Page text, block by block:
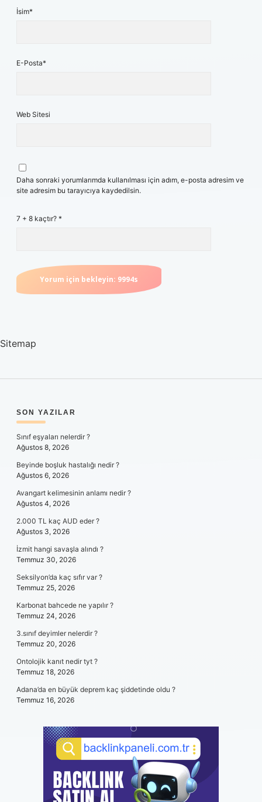
İsim*
E-Posta*
Web Sitesi
Daha sonraki yorumlarımda kullanılması için adım, e-posta adresim ve
site adresim bu tarayıcıya kaydedilsin.
7 + 8 kaçtır? *
Sitemap
SIDEBAR
SON YAZILAR
Sınıf eşyaları nelerdir ?
Ağustos 8, 2026
Beyinde boşluk hastalığı nedir ?
Ağustos 6, 2026
Avangart kelimesinin anlamı nedir ?
Ağustos 4, 2026
2.000 TL kaç AUD eder ?
Ağustos 3, 2026
İzmit hangi savaşla alındı ?
Temmuz 30, 2026
Seksilyon’da kaç sıfır var ?
Temmuz 25, 2026
Karbonat bahcede ne yapılır ?
Temmuz 24, 2026
3.sınıf deyimler nelerdir ?
Temmuz 20, 2026
Ontolojik kanıt nedir tyt ?
Temmuz 18, 2026
Adana’da en büyük deprem kaç şiddetinde oldu ?
Temmuz 16, 2026